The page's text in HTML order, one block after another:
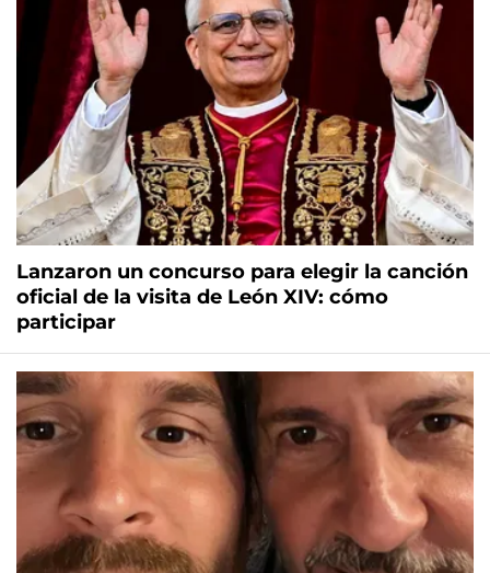
Lanzaron un concurso para elegir la canción
oficial de la visita de León XIV: cómo
participar